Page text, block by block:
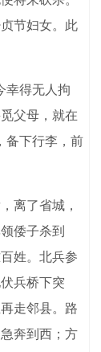
节妇女。此
得无人拘
父母，就在
备下行李，前
离了省城，
倭子杀到
姓。北兵参
兵桥下突
走邻县。路
奔到西；方